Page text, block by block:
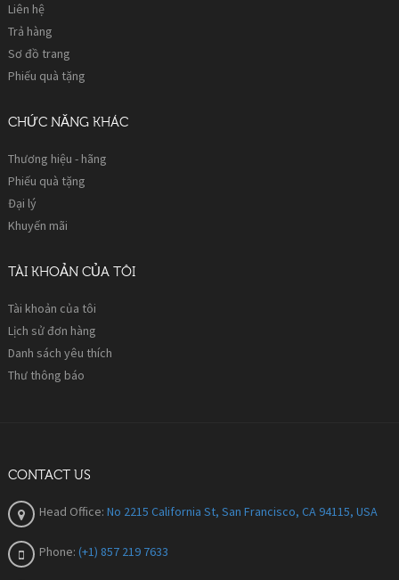
Liên hệ
Trả hàng
Sơ đồ trang
Phiếu quà tặng
CHỨC NĂNG KHÁC
Thương hiệu - hãng
Phiếu quà tặng
Đại lý
Khuyến mãi
TÀI KHOẢN CỦA TÔI
Tài khoản của tôi
Lịch sử đơn hàng
Danh sách yêu thích
Thư thông báo
CONTACT US
Head Office: No 2215 California St, San Francisco, CA 94115, USA
Phone: (+1) 857 219 7633